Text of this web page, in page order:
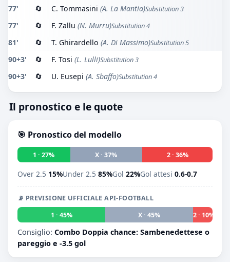
77' 🔄 C. Tommasini (A. La Mantia)Substitution 3
77' 🔄 F. Zallu (N. Murru)Substitution 4
81' 🔄 T. Ghirardello (A. Di Massimo)Substitution 5
90+3' 🔄 F. Tosi (L. Lulli)Substitution 3
90+3' 🔄 U. Eusepi (A. Sbaffo)Substitution 4
Il pronostico e le quote
🎯 Pronostico del modello
1 · 27% X · 37% 2 · 36%
Over 2.5 15%Under 2.5 85%Gol 22%Gol attesi 0.6-0.7
📡 PREVISIONE UFFICIALE API-FOOTBALL
1 · 45%
X · 45% 2 · 10%
Consiglio: Combo Doppia chance: Sambenedettese o
pareggio e -3.5 gol